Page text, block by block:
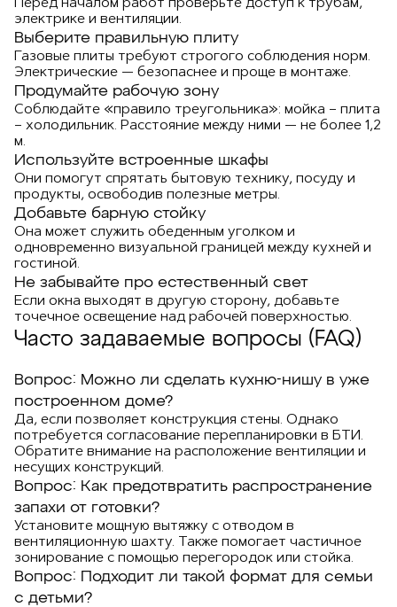
Перед началом работ проверьте доступ к трубам,
электрике и вентиляции.
Выберите правильную плиту
Газовые плиты требуют строгого соблюдения норм.
Электрические — безопаснее и проще в монтаже.
Продумайте рабочую зону
Соблюдайте «правило треугольника»: мойка – плита
– холодильник. Расстояние между ними — не более 1,2
м.
Используйте встроенные шкафы
Они помогут спрятать бытовую технику, посуду и
продукты, освободив полезные метры.
Добавьте барную стойку
Она может служить обеденным уголком и
одновременно визуальной границей между кухней и
гостиной.
Не забывайте про естественный свет
Если окна выходят в другую сторону, добавьте
точечное освещение над рабочей поверхностью.
Часто задаваемые вопросы (FAQ)
Вопрос: Можно ли сделать кухню-нишу в уже
построенном доме?
Да, если позволяет конструкция стены. Однако
потребуется согласование перепланировки в БТИ.
Обратите внимание на расположение вентиляции и
несущих конструкций.
Вопрос: Как предотвратить распространение
запахи от готовки?
Установите мощную вытяжку с отводом в
вентиляционную шахту. Также помогает частичное
зонирование с помощью перегородок или стойка.
Вопрос: Подходит ли такой формат для семьи
с детьми?